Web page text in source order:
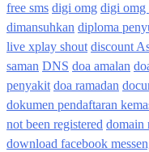
free sms digi omg digi omg
dimansuhkan diploma
live xplay shout discount
saman DNS doa amalan
penyakit doa ramadan
dokumen pendaftaran
not been registered domain
download facebook